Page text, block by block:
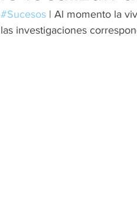
Ciencia y Tecnología
#Sucesos | Al momento la
las investigaciones